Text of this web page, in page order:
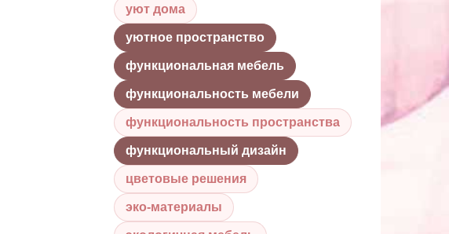
уют дома
уютное пространство
функциональная мебель
функциональность мебели
функциональность пространства
функциональный дизайн
цветовые решения
эко-материалы